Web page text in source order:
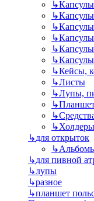
↳
↳
↳
↳
↳
↳
↳Кейсы,
↳Листы
↳Лупы,
↳
↳
↳Холдеры
↳для открыток
↳
↳для пивной
↳лупы
↳разное
↳планшет